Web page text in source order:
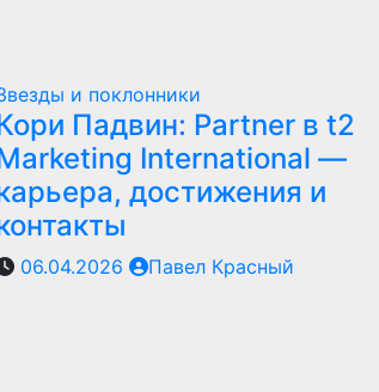
и поклонники
Падвин: Partner в t2
International —
достижения и
06.04.2026 Павел Красный